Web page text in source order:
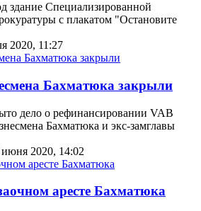
здание Специализированной
с плакатом "Остановите
2020, 11:27
Бахматюка закрыли
дело о рефинансировании VAB
Бахматюка и экс-замглавы
2020, 14:02
аресте Бахматюка